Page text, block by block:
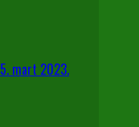
5. mart 2023.